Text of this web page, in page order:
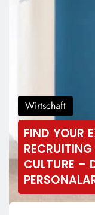
Wirtschaft
FIND YOUR
CULTURE –